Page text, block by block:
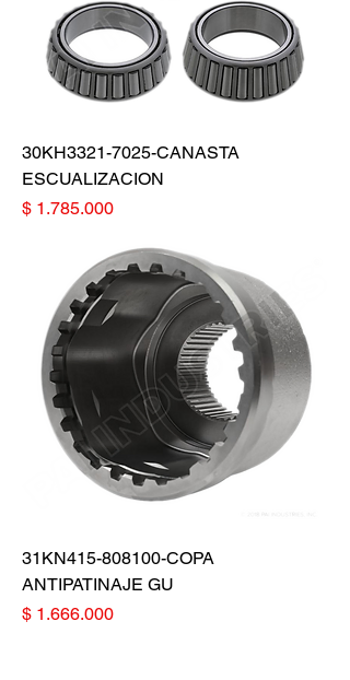
30KH3321-7025-CANASTA
ESCUALIZACION
Precio
$ 1.785.000
31KN415-808100-COPA
ANTIPATINAJE GU
Precio
$ 1.666.000